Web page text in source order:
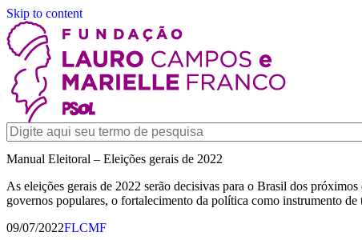
Skip to content
Manual Eleitoral – Eleições gerais de 2022
As eleições gerais de 2022 serão decisivas para o Brasil dos
governos populares, o fortalecimento da política como instrumento
09/07/2022FLCMF